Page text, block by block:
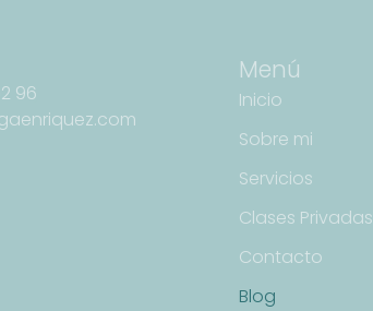
96
Menú
Inicio
Sobre mi
Servicios
Clases Privadas
Contacto
Blog